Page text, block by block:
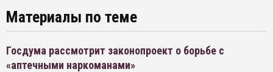
Материалы по теме
Госдума рассмотрит законопроект о борьбе с
«аптечными наркоманами»